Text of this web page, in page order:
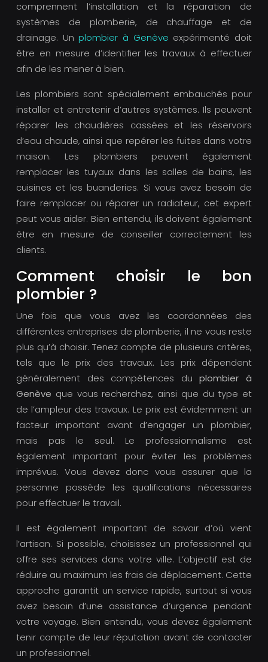
comprennent l’installation et la réparation de
systèmes de plomberie, de chauffage et de
drainage. Unplombier à Genève expérimenté doit
être en mesure d’identifier les travaux à effectuer
afin de les mener à bien.
Les plombiers sont spécialement embauchés pour
installer et entretenir d’autres systèmes. Ils peuvent
réparer les chaudières cassées et les réservoirs
d’eau chaude, ainsi que repérer les fuites dans votre
maison. Les plombiers peuvent également
remplacer les tuyaux dans les salles de bains, les
cuisines et les buanderies. Si vous avez besoin de
faire remplacer ou réparer un radiateur, cet expert
peut vous aider. Bien entendu, ils doivent également
être en mesure de conseiller correctement les
clients.
Comment choisir le bon
plombier ?
Une fois que vous avez les coordonnées des
différentes entreprises de plomberie, il ne vous reste
plus qu’à choisir. Tenez compte de plusieurs critères,
tels que le prix des travaux. Les prix dépendent
généralement des compétences duplombier à
Genève que vous recherchez, ainsi que du type et
de l’ampleur des travaux. Le prix est évidemment un
facteur important avant d’engager un plombier,
mais pas le seul. Le professionnalisme est
également important pour éviter les problèmes
imprévus. Vous devez donc vous assurer que la
personne possède les qualifications nécessaires
pour effectuer le travail.
Il est également important de savoir d’où vient
l’artisan. Si possible, choisissez un professionnel qui
offre ses services dans votre ville. L’objectif est de
réduire au maximum les frais de déplacement. Cette
approche garantit un service rapide, surtout si vous
avez besoin d’une assistance d’urgence pendant
votre voyage. Bien entendu, vous devez également
tenir compte de leur réputation avant de contacter
un professionnel.